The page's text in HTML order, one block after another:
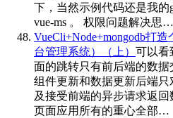
下，当然示例代码还是我的
vue-ms 。 权限问题解决思…
VueCli+Node+mongodb打
台管理系统）（上） 可以看
面的跳转只有前后端的数
组件更新和数据更新后端
及接受前端的异步请求返
页面应用所有的重心全部…